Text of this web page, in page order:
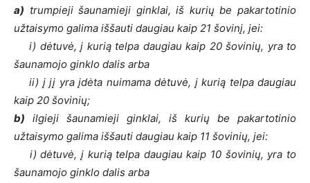
a) trumpieji šaunamieji ginklai, iš kurių be pakartotinio
užtaisymo galima iššauti daugiau kaip 21 šovinį, jei:
i) dėtuvė, į kurią telpa daugiau kaip 20 šovinių, yra to
šaunamojo ginklo dalis arba
ii) į jį yra įdėta nuimama dėtuvė, į kurią telpa daugiau
kaip 20 šovinių;
b) ilgieji šaunamieji ginklai, iš kurių be pakartotinio
užtaisymo galima iššauti daugiau kaip 11 šovinių, jei:
i) dėtuvė, į kurią telpa daugiau kaip 10 šovinių, yra to
šaunamojo ginklo dalis arba